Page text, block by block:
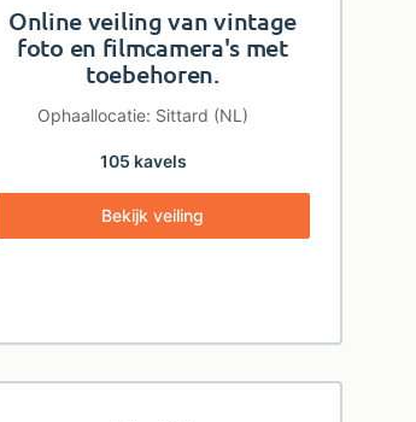
Online veiling van vintage
foto en filmcamera's met
toebehoren.
Ophaallocatie: Sittard (NL)
105 kavels
Bekijk veiling